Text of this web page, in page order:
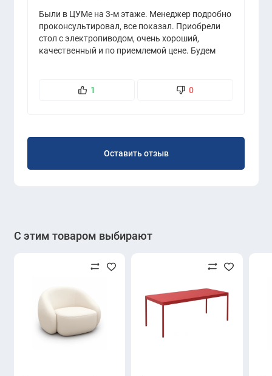
Были в ЦУМе на 3-м этаже. Менеджер подробно
проконсультировал, все показал. Приобрели
стол с электропиводом, очень хороший,
качественный и по приемлемой цене. Будем
1 0
Оставить отзыв
С этим товаром выбирают